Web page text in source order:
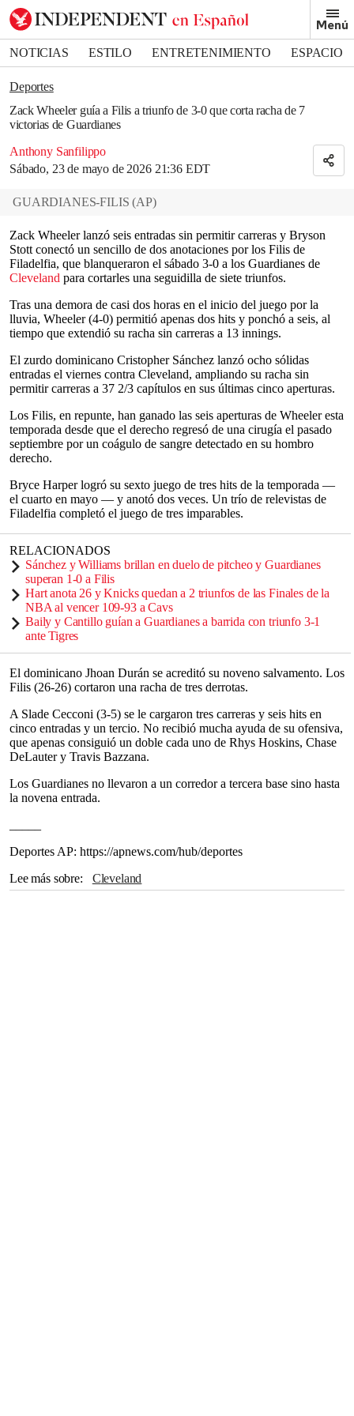
Menú
NOTICIAS ESTILO ENTRETENIMIENTO
ESPACIO
DEPORTES
Deportes
Zack Wheeler guía a Filis a triunfo de 3-0 que corta racha de 7
victorias de Guardianes
Anthony Sanfilippo
Sábado, 23 de mayo de 2026 21:36 EDT
Bookmark popover
Removed from bookmarks
Close popover
GUARDIANES-FILIS (AP)
Zack Wheeler lanzó seis entradas sin permitir carreras y Bryson
Stott conectó un sencillo de dos anotaciones por los Filis de
Filadelfia, que blanqueraron el sábado 3-0 a los Guardianes de
Cleveland para cortarles una seguidilla de siete triunfos.
Tras una demora de casi dos horas en el inicio del juego por la
lluvia, Wheeler (4-0) permitió apenas dos hits y ponchó a seis, al
tiempo que extendió su racha sin carreras a 13 innings.
El zurdo dominicano Cristopher Sánchez lanzó ocho sólidas
entradas el viernes contra Cleveland, ampliando su racha sin
permitir carreras a 37 2/3 capítulos en sus últimas cinco aperturas.
Los Filis, en repunte, han ganado las seis aperturas de Wheeler esta
temporada desde que el derecho regresó de una cirugía el pasado
septiembre por un coágulo de sangre detectado en su hombro
derecho.
Bryce Harper logró su sexto juego de tres hits de la temporada —
el cuarto en mayo — y anotó dos veces. Un trío de relevistas de
Filadelfia completó el juego de tres imparables.
RELACIONADOS
Sánchez y Williams brillan en duelo de pitcheo y Guardianes
superan 1-0 a Filis
Hart anota 26 y Knicks quedan a 2 triunfos de las Finales de la
NBA al vencer 109-93 a Cavs
Baily y Cantillo guían a Guardianes a barrida con triunfo 3-1
ante Tigres
El dominicano Jhoan Durán se acreditó su noveno salvamento. Los
Filis (26-26) cortaron una racha de tres derrotas.
A Slade Cecconi (3-5) se le cargaron tres carreras y seis hits en
cinco entradas y un tercio. No recibió mucha ayuda de su ofensiva,
que apenas consiguió un doble cada uno de Rhys Hoskins, Chase
DeLauter y Travis Bazzana.
Los Guardianes no llevaron a un corredor a tercera base sino hasta
la novena entrada.
Deportes AP: https://apnews.com/hub/deportes
Lee más sobre
Cleveland